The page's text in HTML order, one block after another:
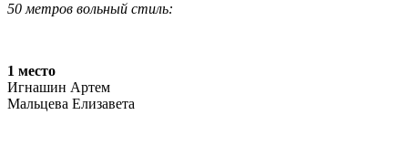
50 метров вольный стиль:
1 место
Игнашин Артем
Мальцева Елизавета